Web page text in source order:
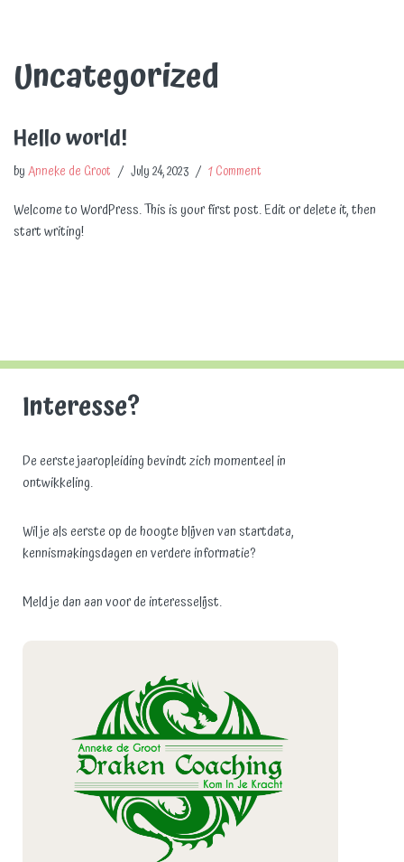
Uncategorized
Hello world!
byAnneke de Groot July 24, 2023 1 Comment
Welcome to WordPress. This is your first post. Edit or delete it, then
start writing!
Interesse?
De eerste jaaropleiding bevindt zich momenteel in
ontwikkeling.
Wil je als eerste op de hoogte blijven van startdata,
kennismakingsdagen en verdere informatie?
Meld je dan aan voor de interesselijst.